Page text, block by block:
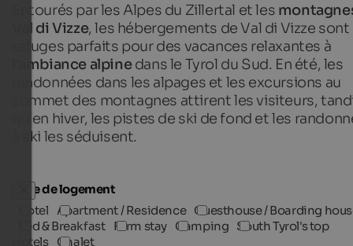
Entourés par les Alpes du Zillertal et les
Val di Vizze, les hébergements de Val di Vizze sont
refuges parfaits pour des vacances relaxantes à
l'ambiance alpinedans le Tyrol du Sud. En été, les
randonnées dans les alpages et les excursions au
sommet des montagnes attirent les visiteurs,
qu'en hiver, les pistes de ski de fond et les
à ski les séduisent.
Type de logement
Hotel Apartment / Residence Guesthouse / Boarding
Bed & Breakfast Farm stay Camping South Tyrol's top
Hotels Chalet